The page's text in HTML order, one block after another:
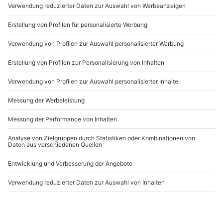
Sehenswürdigkeiten, die Du unbedingt mit Deinen
Liebsten bei einem kleinen Rundgang durch die Stadt
entdecken solltest. Perfekt für einen Tagesausflug
Umgebung!
Bergseen in der Schweiz
Oeschinensee – ein wunderschöner
Schweizer See
Ein wunderschöner Bergsee in der Schweiz ist der
Oeschinensee, der auf 1.578 Metern liegt und von
Gletscherbächen gespeist wird. Das beeindruckende